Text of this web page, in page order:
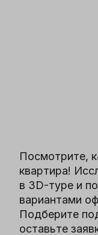
Посмотрите,
квартира!
в 3D-туре и
вариантами
Подберите
оставьте